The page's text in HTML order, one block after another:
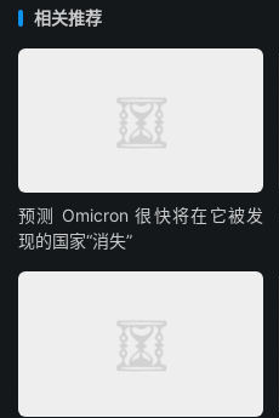
相关推荐
预测 Omicron 很快将在它被发
现的国家“消失”